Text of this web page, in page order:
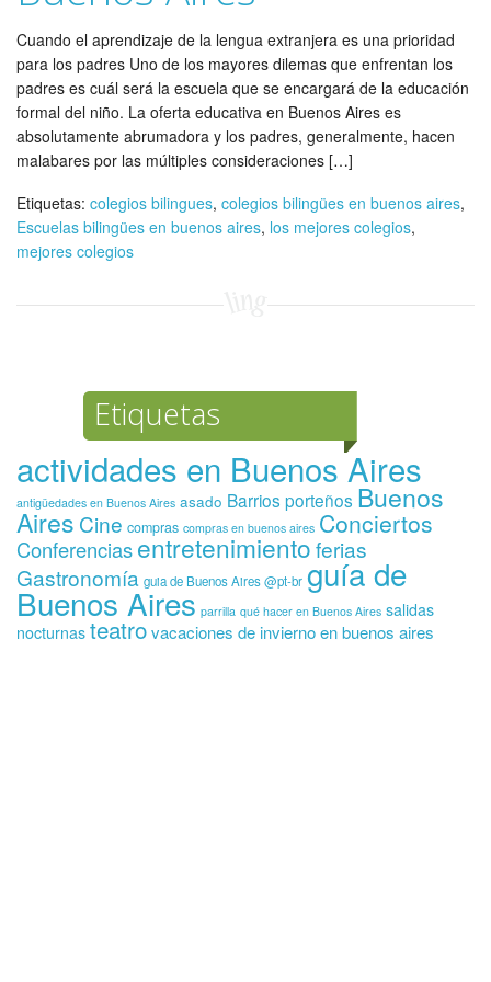
Cuando el aprendizaje de la lengua extranjera es una prioridad
para los padres Uno de los mayores dilemas que enfrentan los
padres es cuál será la escuela que se encargará de la educación
formal del niño. La oferta educativa en Buenos Aires es
absolutamente abrumadora y los padres, generalmente, hacen
malabares por las múltiples consideraciones […]
Etiquetas: colegios bilingues, colegios bilingües en buenos aires,
Escuelas bilingües en buenos aires, los mejores colegios,
mejores colegios
Etiquetas
actividades en Buenos Aires
antigüedades en Buenos Aires asado Barrios porteños Buenos
Aires Cine compras compras en buenos aires Conciertos
Conferenciasentretenimientoferias
Gastronomía guia de Buenos Aires @pt-br guía de
Buenos Aires parrilla qué hacer en Buenos Aires salidas
nocturnas teatrovacaciones de invierno en buenos aires